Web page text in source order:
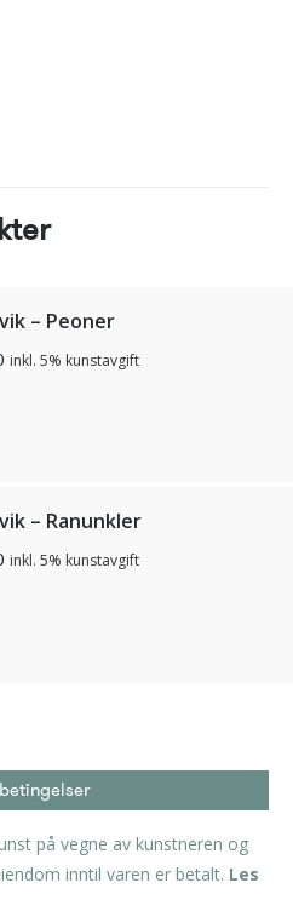
– Peoner
inkl. 5% kunstavgift
– Ranunkler
inkl. 5% kunstavgift
på vegne av kunstneren og
inntil varen er betalt. Les